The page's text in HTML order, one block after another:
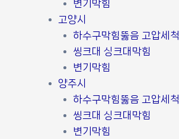
변기막힘
고양시
하수구막힘뚫음 고압세척
씽크대 싱크대막힘
변기막힘
양주시
하수구막힘뚫음 고압세척
씽크대 싱크대막힘
변기막힘